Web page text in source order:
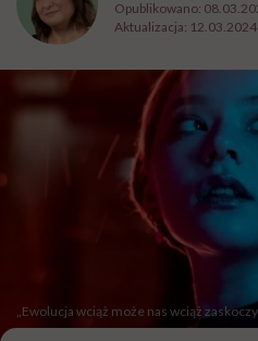
Opublikowano:
Aktualizacja:
„Ewolucja wciąż może nas wciąż